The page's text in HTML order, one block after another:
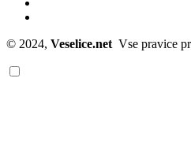
© 2024, Veselice.net Vse pravice